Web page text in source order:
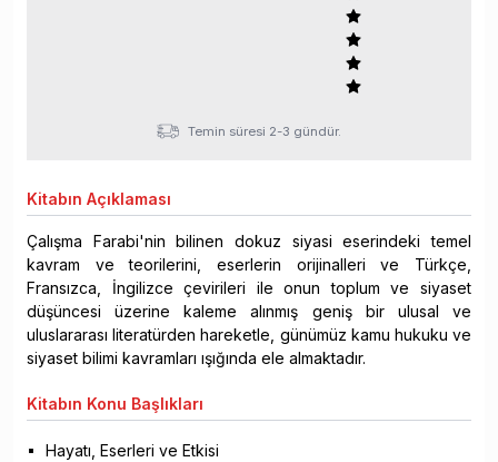
Temin süresi 2-3 gündür.
Kitabın Açıklaması
Çalışma Farabi'nin bilinen dokuz siyasi eserindeki temel
kavram ve teorilerini, eserlerin orijinalleri ve Türkçe,
Fransızca, İngilizce çevirileri ile onun toplum ve siyaset
düşüncesi üzerine kaleme alınmış geniş bir ulusal ve
uluslararası literatürden hareketle, günümüz kamu hukuku ve
siyaset bilimi kavramları ışığında ele almaktadır.
Kitabın Konu Başlıkları
Hayatı, Eserleri ve Etkisi